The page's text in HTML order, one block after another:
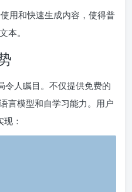
用和快速生成内容，使得普
本。
令人瞩目。不仅提供免费的
言模型和自学习能力。用户
：